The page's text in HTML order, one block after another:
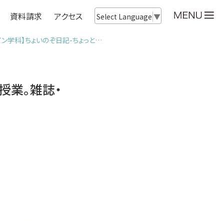
資料請求 アクセス Select Language ▼
ン学科】ちょいのぞ日記-ちょっと…
業。雑誌・